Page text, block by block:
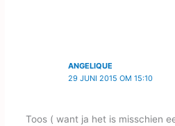
ANGELIQUE
29 JUNI 2015 OM 15:10
Toos ( want ja het is misschien